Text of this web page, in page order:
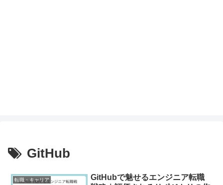
GitHub
転職・キャリア
GitHubで魅せるエンジニア転職